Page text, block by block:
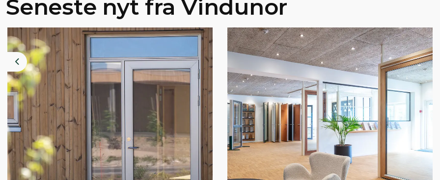
Seneste nyt fra Vindunor
Previous